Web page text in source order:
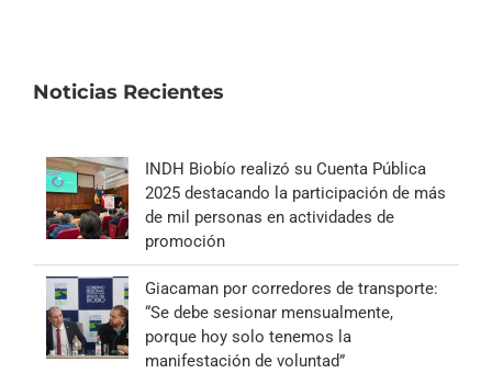
Noticias Recientes
INDH Biobío realizó su Cuenta Pública
2025 destacando la participación de más
de mil personas en actividades de
promoción
Giacaman por corredores de transporte:
“Se debe sesionar mensualmente,
porque hoy solo tenemos la
manifestación de voluntad”